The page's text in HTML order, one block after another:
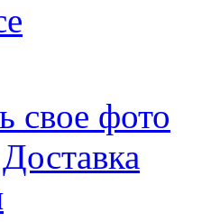
свое фото